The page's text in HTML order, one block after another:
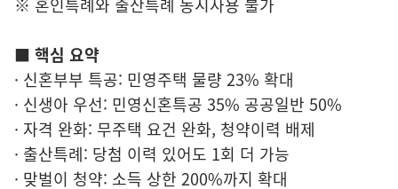
※ 혼인특례와 출산특례 동시사용 불가
■ 핵심 요약
· 신혼부부 특공: 민영주택 물량 23% 확대
· 신생아 우선: 민영신혼특공 35% 공공일반 50%
· 자격 완화: 무주택 요건 완화, 청약이력 배제
· 출산특례: 당첨 이력 있어도 1회 더 가능
· 맞벌이 청약: 소득 상한 200%까지 확대